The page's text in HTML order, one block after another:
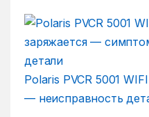
Polaris PVCR 5001
— неисправность